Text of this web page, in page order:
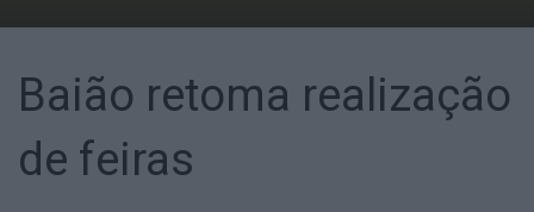
Baião retoma realização
de feiras